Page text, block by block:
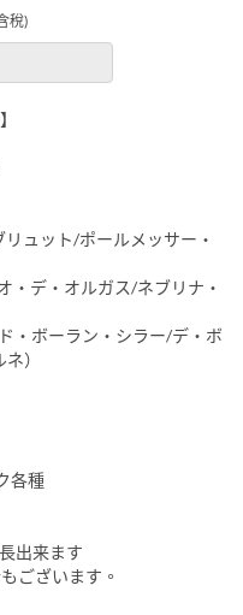
稅)
ュット/ポールメッサー・
・デ・オルガス/ネブリナ・
・ボーラン・シラー/デ・ボ
）
各種
出来ます
ございます。